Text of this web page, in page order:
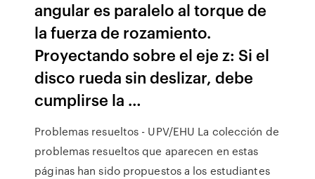
angular es paralelo al torque de
la fuerza de rozamiento.
Proyectando sobre el eje z: Si el
disco rueda sin deslizar, debe
cumplirse la …
Problemas resueltos - UPV/EHU La colección de
problemas resueltos que aparecen en estas
páginas han sido propuestos a los estudiantes